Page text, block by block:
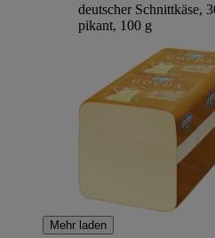
deutscher Schnittkäse,
pikant, 100 g
Mehr laden